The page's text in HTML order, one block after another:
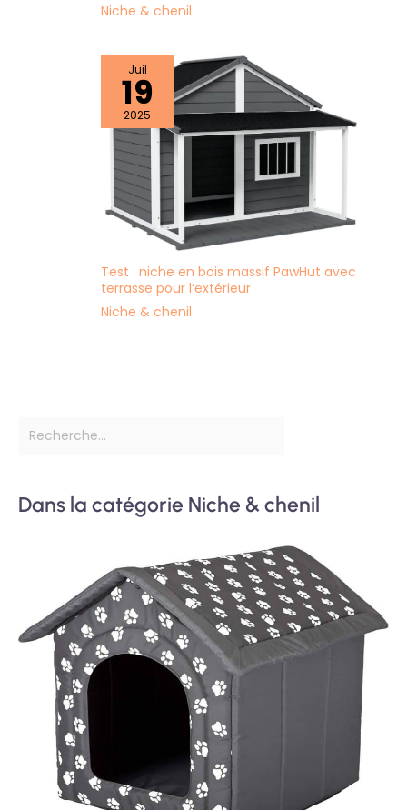
Niche & chenil
Juil
19
2025
Test : niche en bois massif PawHut avec
terrasse pour l’extérieur
Niche & chenil
Dans la catégorie Niche & chenil